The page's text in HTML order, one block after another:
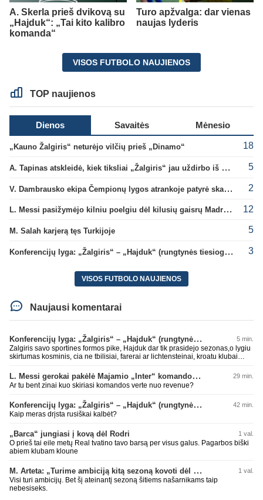
A. Skerla prieš dvikovą su
„Hajduk“: „Tai kito kalibro
komanda“
Turo apžvalga: dar vienas
naujas lyderis
VISOS FUTBOLO NAUJIENOS
TOP naujienos
Dienos Savaitės Mėnesio
„Kauno Žalgiris“ neturėjo vilčių prieš „Dinamo“ 18
A. Tapinas atskleidė, kiek tiksliai „Žalgiris“ jau uždirbo iš UEFA premijų 5
V. Dambrausko ekipa Čempionų lygos atrankoje patyrė skaudžią nesėkmę 2
L. Messi pasižymėjo kilniu poelgiu dėl kilusių gaisrų Madride 12
M. Salah karjerą tęs Turkijoje 5
Konferencijų lyga: „Žalgiris“ – „Hajduk“ (rungtynės tiesiogiai) 3
VISOS FUTBOLO NAUJIENOS
Naujausi komentarai
Konferencijų lyga: „Žalgiris“ – „Hajduk“ (rungtynės tiesiogiai) 5 min.
Zalgiris savo sportines formos pike, Hajduk dar tik prasidejo sezonas,o lygiu
skirtumas kosminis, cia ne tbilisiai, farerai ar lichtensteinai, kroatu klubai
10 metu kitu stebuklingu rungtyniu pries koki kysiniovo metalista
L. Messi gerokai pakėlė Majamio „Inter“ komandos vertę 29 min.
Ar tu bent zinai kuo skiriasi komandos verte nuo revenue?
Konferencijų lyga: „Žalgiris“ – „Hajduk“ (rungtynės tiesiogiai) 42 min.
Kaip meras drįsta rusiškai kalbėt?
„Barca“ jungiasi į kovą dėl Rodri 1 val.
O prieš tai eile metų Real tvatino tavo barsą per visus galus. Pagarbos biški
abiem klubam kloune
M. Arteta: „Turime ambiciją kitą sezoną kovoti dėl visų titulų“ 1 val.
Visi turi ambicijų. Bet šį ateinantį sezoną šitiems našarnikams taip
nebesiseks.